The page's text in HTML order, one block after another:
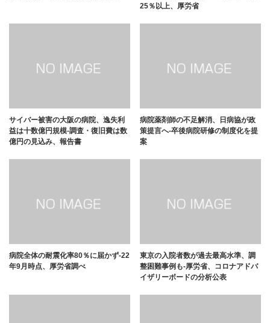
25％以上、厚労省
サイバー被害の大阪の病院、逸失利
益は十数億円規模-調査・復旧費は数
億円の見込み、報告書
病院薬剤師の不足解消、日病協が政
策提言へ-卒後病院研修の制度化を提
案
病院全体の耐震化率80％に届かず-22
年9月時点、厚労省調べ
東京の入院者数が過去最高水準、調
整困難事例も-厚労省、コロナアドバ
イザリーボードの分析公表